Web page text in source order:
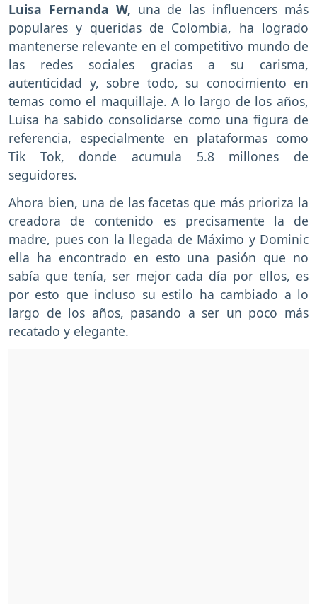
Luisa Fernanda W, una de las influencers más
populares y queridas de Colombia, ha logrado
mantenerse relevante en el competitivo mundo de
las redes sociales gracias a su carisma,
autenticidad y, sobre todo, su conocimiento en
temas como el maquillaje. A lo largo de los años,
Luisa ha sabido consolidarse como una figura de
referencia, especialmente en plataformas como
Tik Tok, donde acumula 5.8 millones de
seguidores.
Ahora bien, una de las facetas que más prioriza la
creadora de contenido es precisamente la de
madre, pues con la llegada de Máximo y Dominic
ella ha encontrado en esto una pasión que no
sabía que tenía, ser mejor cada día por ellos, es
por esto que incluso su estilo ha cambiado a lo
largo de los años, pasando a ser un poco más
recatado y elegante.